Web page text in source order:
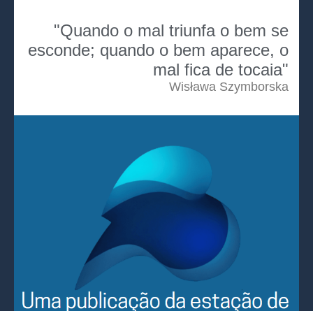
"Quando o mal triunfa o bem se
esconde; quando o bem aparece, o
mal fica de tocaia"
Wisława Szymborska